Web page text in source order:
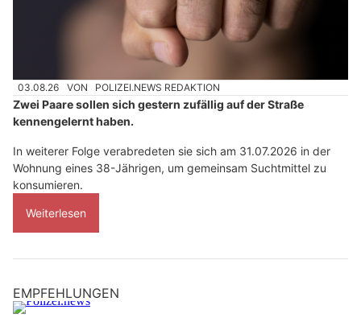
03.08.26 VON POLIZEI.NEWS REDAKTION
Zwei Paare sollen sich gestern zufällig auf der Straße
kennengelernt haben.
In weiterer Folge verabredeten sie sich am 31.07.2026 in der
Wohnung eines 38-Jährigen, um gemeinsam Suchtmittel zu
konsumieren.
Weiterlesen
EMPFEHLUNGEN